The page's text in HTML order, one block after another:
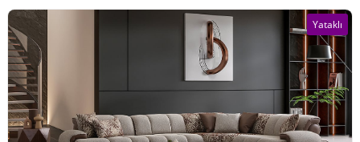
Yataklı